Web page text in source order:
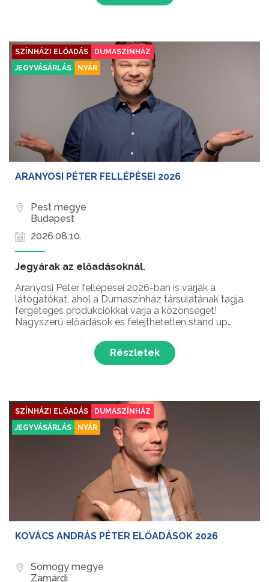
SZÍNHÁZI ELŐADÁS
DUMASZÍNHÁZ
JEGYVÁSÁRLÁS
NYÁR
ARANYOSI PÉTER FELLÉPÉSEI 2026
Pest megye
Budapest
2026.08.10.
Jegyárak az előadásoknál.
Aranyosi Péter fellépései 2026-ban is várják a
látogatókat, ahol a Dumaszínház társulatának tagja
fergeteges produkciókkal várja a közönséget!
Nagyszerű előadások és felejthetetlen stand up
humorista fellépésein!
Részletek
SZÍNHÁZI ELŐADÁS
DUMASZÍNHÁZ
JEGYVÁSÁRLÁS
NYÁR
KOVÁCS ANDRÁS PÉTER ELŐADÁSOK 2026
Somogy megye
Zamárdi